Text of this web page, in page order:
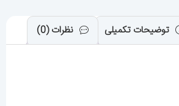
توضیحات تکمیلی نظرات (0)